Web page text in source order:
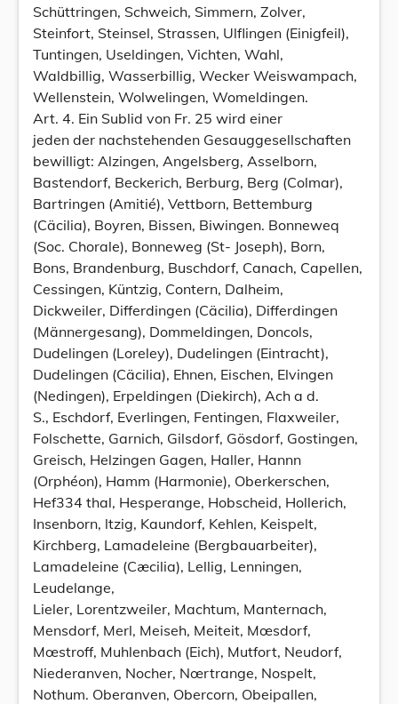
Schüttringen, Schweich, Simmern, Zolver,
Steinfort, Steinsel, Strassen, Ulflingen (Einigfeil),
Tuntingen, Useldingen, Vichten, Wahl,
Waldbillig, Wasserbillig, Wecker Weiswampach,
Wellenstein, Wolwelingen, Womeldingen.
Art. 4. Ein Sublid von Fr. 25 wird einer
jeden der nachstehenden Gesauggesellschaften
bewilligt: Alzingen, Angelsberg, Asselborn,
Bastendorf, Beckerich, Berburg, Berg (Colmar),
Bartringen (Amitié), Vettborn, Bettemburg
(Cäcilia), Boyren, Bissen, Biwingen. Bonneweq
(Soc. Chorale), Bonneweg (St- Joseph), Born,
Bons, Brandenburg, Buschdorf, Canach, Capellen,
Cessingen, Küntzig, Contern, Dalheim,
Dickweiler, Differdingen (Cäcilia), Differdingen
(Männergesang), Dommeldingen, Doncols,
Dudelingen (Loreley), Dudelingen (Eintracht),
Dudelingen (Cäcilia), Ehnen, Eischen, Elvingen
(Nedingen), Erpeldingen (Diekirch), Ach a d.
S., Eschdorf, Everlingen, Fentingen, Flaxweiler,
Folschette, Garnich, Gilsdorf, Gösdorf, Gostingen,
Greisch, Helzingen Gagen, Haller, Hannn
(Orphéon), Hamm (Harmonie), Oberkerschen,
Hef334 thal, Hesperange, Hobscheid, Hollerich,
Insenborn, ltzig, Kaundorf, Kehlen, Keispelt,
Kirchberg, Lamadeleine (Bergbauarbeiter),
Lamadeleine (Cæcilia), Lellig, Lenningen,
Leudelange,
Lieler, Lorentzweiler, Machtum, Manternach,
Mensdorf, Merl, Meiseh, Meiteit, Mœsdorf,
Mœstroff, Muhlenbach (Eich), Mutfort, Neudorf,
Niederanven, Nocher, Nœrtrange, Nospelt,
Nothum. Oberanven, Obercorn, Obeipallen,